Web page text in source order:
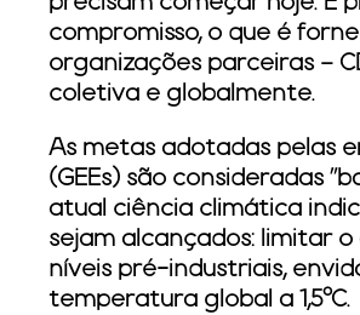
compromisso, o que é
organizações parceiras –
coletiva e globalmente.
As metas adotadas pelas
(GEEs) são consideradas
atual ciência climática
sejam alcançados: limitar
níveis pré-industriais,
temperatura global a 1,5°C.